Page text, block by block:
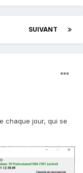
SUIVANT
chaque jour, qui se